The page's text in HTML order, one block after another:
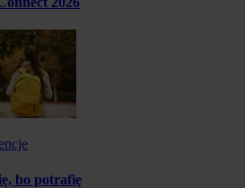
bo potrafię